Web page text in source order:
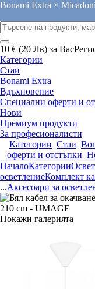
Bonami Extra ×
10 € (20 Лв) за Вас
Категории
Стаи
Bonami Extra
Вдъхновение
Специални оферти и
Нови
Премиум продукти
За професионалисти
Категории Стаи
оферти и отстъпки
НачалоКатегории
осветлениеКомплект
...Аксесоари за
Покажи галерията